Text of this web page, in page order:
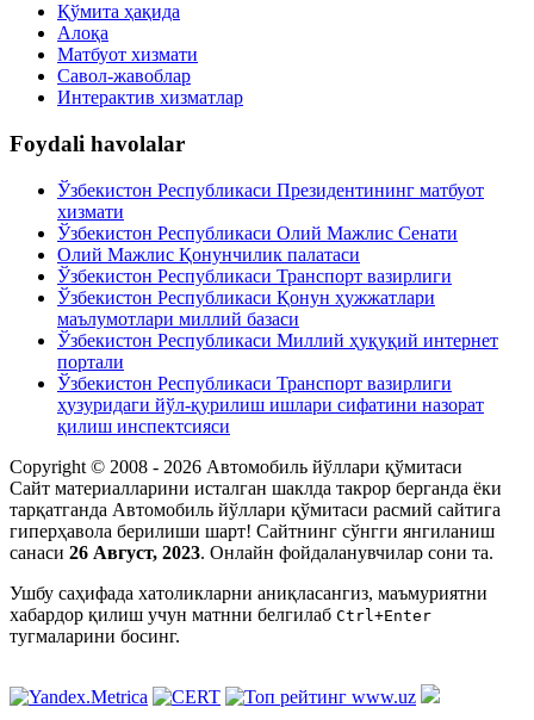
Қўмита ҳақида
Алоқа
Матбуот xизмати
Савол-жавоблар
Интерактив хизматлар
Foydali havolalar
Ўзбекистон Республикаси Президентининг матбуот
хизмати
Ўзбекистон Республикаси Олий Мажлис Сенати
Олий Мажлис Қонунчилик палатаси
Ўзбекистон Республикаси Транспорт вазирлиги
Ўзбекистон Республикаси Қонун ҳужжатлари
маълумотлари миллий базаси
Ўзбекистон Республикаси Миллий ҳуқуқий интернет
портали
Ўзбекистон Республикаси Транспорт вазирлиги
ҳузуридаги йўл-қурилиш ишлари сифатини назорат
қилиш инспектсияси
Copyright © 2008 - 2026 Автомобиль йўллари қўмитаси
Сайт материалларини исталган шаклда такрор берганда ёки
тарқатганда Автомобиль йўллари қўмитаси расмий сайтига
гиперҳавола берилиши шарт! Сайтнинг сўнгги янгиланиш
санаси 26 Август, 2023. Онлайн фойдаланувчилар сони та.
Ушбу саҳифада xатоликларни аниқласангиз, маъмуриятни
xабардор қилиш учун матнни белгилаб Ctrl+Enter
тугмаларини босинг.